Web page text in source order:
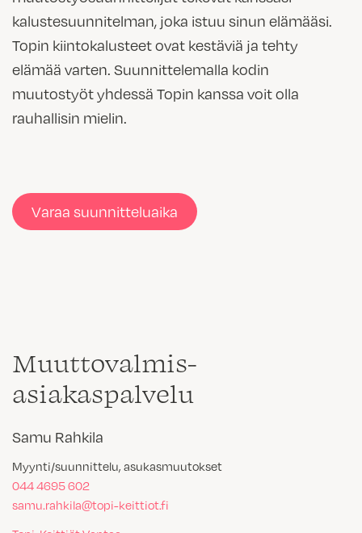
kalustesuunnitelman, joka istuu sinun elämääsi.
Topin kiintokalusteet ovat kestäviä ja tehty
elämää varten. Suunnittelemalla kodin
muutostyöt yhdessä Topin kanssa voit olla
rauhallisin mielin.
Varaa suunnitteluaika
Muuttovalmis-
asiakaspalvelu
Samu Rahkila
Myynti/suunnittelu, asukasmuutokset
044 4695 602
samu.rahkila@topi-keittiot.fi